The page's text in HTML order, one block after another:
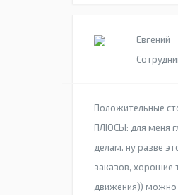
Евгений
Положительные
ПЛЮСЫ: для меня
делам. ну разве
заказов, хорошие
движения)) можно